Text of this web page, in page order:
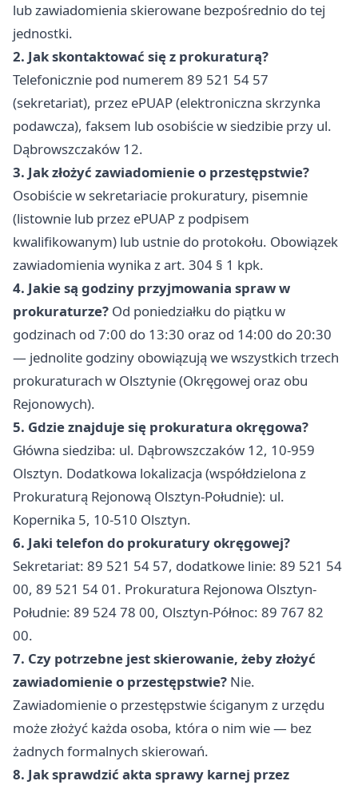
lub zawiadomienia skierowane bezpośrednio do tej
jednostki.
2. Jak skontaktować się z prokuraturą?
Telefonicznie pod numerem 89 521 54 57
(sekretariat), przez ePUAP (elektroniczna skrzynka
podawcza), faksem lub osobiście w siedzibie przy ul.
Dąbrowszczaków 12.
3. Jak złożyć zawiadomienie o przestępstwie?
Osobiście w sekretariacie prokuratury, pisemnie
(listownie lub przez ePUAP z podpisem
kwalifikowanym) lub ustnie do protokołu. Obowiązek
zawiadomienia wynika z art. 304 § 1 kpk.
4. Jakie są godziny przyjmowania spraw w
prokuraturze? Od poniedziałku do piątku w
godzinach od 7:00 do 13:30 oraz od 14:00 do 20:30
— jednolite godziny obowiązują we wszystkich trzech
prokuraturach w Olsztynie (Okręgowej oraz obu
Rejonowych).
5. Gdzie znajduje się prokuratura okręgowa?
Główna siedziba: ul. Dąbrowszczaków 12, 10-959
Olsztyn. Dodatkowa lokalizacja (współdzielona z
Prokuraturą Rejonową Olsztyn-Południe): ul.
Kopernika 5, 10-510 Olsztyn.
6. Jaki telefon do prokuratury okręgowej?
Sekretariat: 89 521 54 57, dodatkowe linie: 89 521 54
00, 89 521 54 01. Prokuratura Rejonowa Olsztyn-
Południe: 89 524 78 00, Olsztyn-Północ: 89 767 82
00.
7. Czy potrzebne jest skierowanie, żeby złożyć
zawiadomienie o przestępstwie? Nie.
Zawiadomienie o przestępstwie ściganym z urzędu
może złożyć każda osoba, która o nim wie — bez
żadnych formalnych skierowań.
8. Jak sprawdzić akta sprawy karnej przez